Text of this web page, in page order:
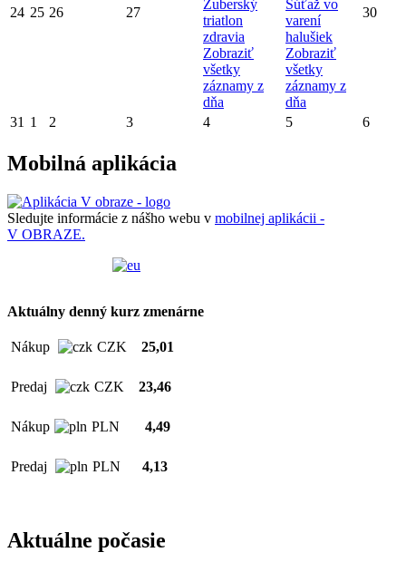
24 25 26 27
Zuberský
triatlon
zdravia
Zobraziť
všetky
záznamy z
dňa
Súťaž vo
varení
halušiek
Zobraziť
všetky
záznamy z
dňa
30
31 1 2 3 4 5 6
Mobilná aplikácia
Sledujte informácie z nášho webu v mobilnej aplikácii -
V OBRAZE.
Aktuálny denný kurz zmenárne
Nákup CZK 25,01
Predaj CZK 23,46
Nákup PLN 4,49
Predaj PLN 4,13
Aktuálne počasie